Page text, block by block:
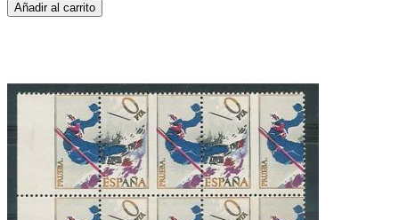
Añadir al carrito